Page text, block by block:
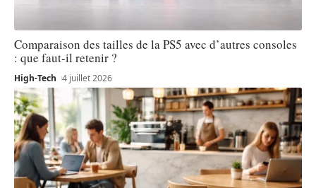
Comparaison des tailles de la PS5 avec d’autres consoles
: que faut-il retenir ?
High-Tech 4 juillet 2026